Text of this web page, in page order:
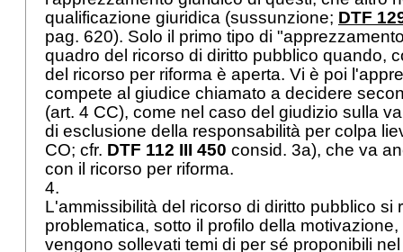
qualificazione giuridica (sussunzione; DTF
pag. 620). Solo il primo tipo di
quadro del ricorso di diritto pubblico quando,
del ricorso per riforma è aperta. Vi è poi
compete al giudice chiamato a decidere
(art. 4 CC), come nel caso del giudizio sulla
di esclusione della responsabilità per colpa
CO; cfr. DTF 112 III 450 consid. 3a), che va
con il ricorso per riforma.
4.
L'ammissibilità del ricorso di diritto pubblico si
problematica, sotto il profilo della
vengono sollevati temi di per sé proponibili